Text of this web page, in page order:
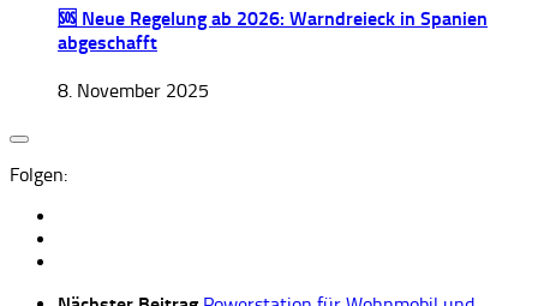
🆘 Neue Regelung ab 2026: Warndreieck in Spanien
abgeschafft
8. November 2025
Folgen: